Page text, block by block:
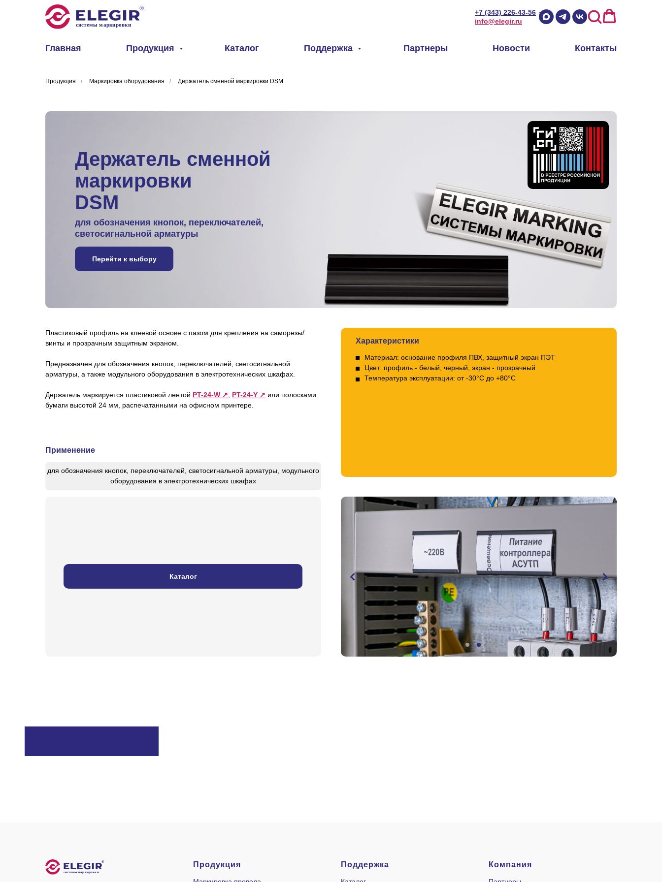
+7 (343) 226-43-56
info@elegir.ru
Главная Продукция Каталог Поддержка Партнеры Новости Контакты
Продукция / Маркировка оборудования / Держатель сменной маркировки DSM
Держатель сменной
маркировки
DSM
для обозначения кнопок, переключателей,
светосигнальной арматуры
Перейти к выбору
Пластиковый профиль на клеевой основе с пазом для крепления на саморезы/
винты и прозрачным защитным экраном.
Предназначен для обозначения кнопок, переключателей, светосигнальной
арматуры, а также модульного оборудования в электротехнических шкафах.
Держатель маркируется пластиковой лентой PT-24-W ↗, PT-24-Y ↗ или полосками
бумаги высотой 24 мм, распечатанными на офисном принтере.
Каталог
Характеристики
Материал: основание профиля ПВХ, защитный экран ПЭТ
Цвет: профиль - белый, черный, экран - прозрачный
Температура эксплуатации: от -30°С до +80°С
Применение
для обозначения кнопок, переключателей, светосигнальной арматуры, модульного
оборудования в электротехнических шкафах
Продукция Поддержка Компания